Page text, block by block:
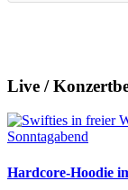
Live /
Hardcore-Hoodie